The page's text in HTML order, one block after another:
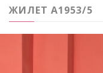
ЖИЛЕТ A1953/5